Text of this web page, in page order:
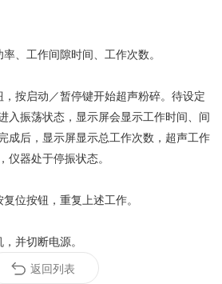
工作间隙时间、工作次数。
按启动／暂停键开始超声粉碎。待设定
入振荡状态，显示屏会显示工作时间、间
成后，显示屏显示总工作次数，超声工作
仪器处于停振状态。
按钮，重复上述工作。
并切断电源。
返回列表